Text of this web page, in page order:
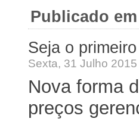
Publicado em
Seja o
Sexta, 31 Julho
Nova forma
preços